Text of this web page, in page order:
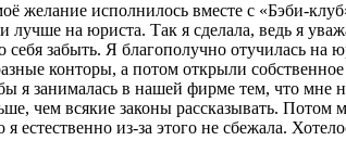
желание исполнилось вместе с «Бэби-
на юриста. Так я сделала, ведь я
себя забыть. Я благополучно отучилась
конторы, а потом открыли
я занималась в нашей фирме тем, что мне
чем всякие законы рассказывать. Потом
из-за этого не сбежала.